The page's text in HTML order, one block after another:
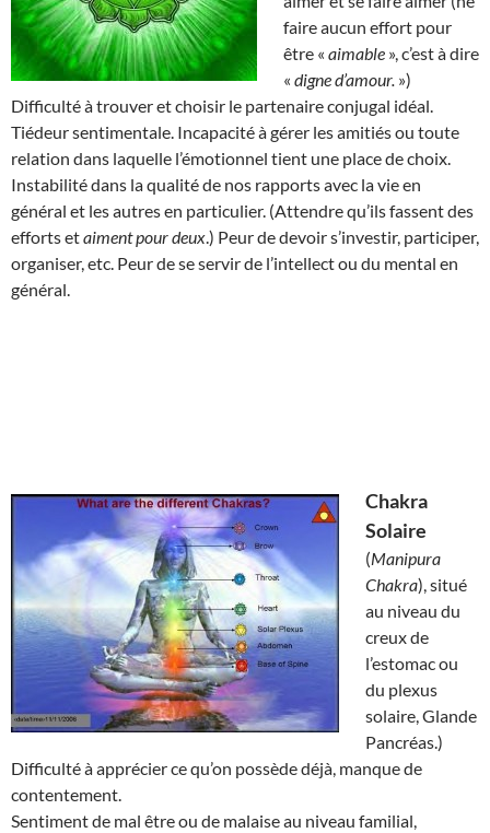
faire aucun effort pour
être « aimable », c’est à dire
« digne d’amour. »)
Difficulté à trouver et choisir le partenaire conjugal idéal.
Tiédeur sentimentale. Incapacité à gérer les amitiés ou toute
relation dans laquelle l’émotionnel tient une place de choix.
Instabilité dans la qualité de nos rapports avec la vie en
général et les autres en particulier. (Attendre qu’ils fassent des
efforts etaiment pour deux.) Peur de devoir s’investir, participer,
organiser, etc. Peur de se servir de l’intellect ou du mental en
général.
Chakra
Solaire
(Manipura
Chakra), situé
au niveau du
creux de
l’estomac ou
du plexus
solaire, Glande
Pancréas.)
Difficulté à apprécier ce qu’on possède déjà, manque de
contentement.
Sentiment de mal être ou de malaise au niveau familial,